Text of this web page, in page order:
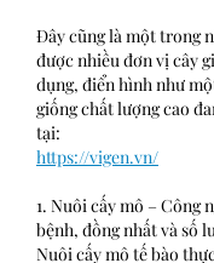
Đây cũng là một trong
được nhiều đơn vị cây
dụng, điển hình như
giống chất lượng cao
tại:
https://vigen.vn/
1. Nuôi cấy mô – Công
bệnh, đồng nhất và số
Nuôi cấy mô tế bào